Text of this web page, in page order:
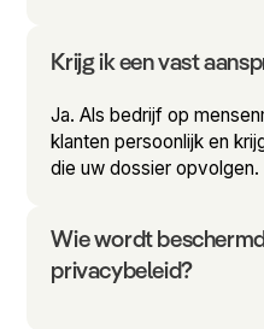
Krijg ik een vast
Ja. Als bedrijf op
klanten persoonlijk en
die uw dossier opvolgen.
Wie wordt
privacybeleid?